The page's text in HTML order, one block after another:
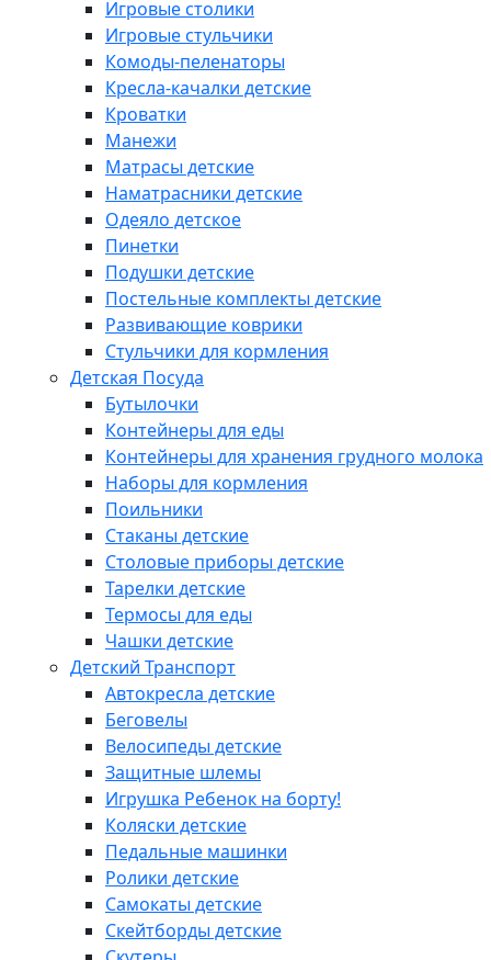
Игровые столики
Игровые стульчики
Комоды-пеленаторы
Кресла-качалки детские
Кроватки
Манежи
Матрасы детские
Наматрасники детские
Одеяло детское
Пинетки
Подушки детские
Постельные комплекты детские
Развивающие коврики
Стульчики для кормления
Детская Посуда
Бутылочки
Контейнеры для еды
Контейнеры для хранения грудного молока
Наборы для кормления
Поильники
Стаканы детские
Столовые приборы детские
Тарелки детские
Термосы для еды
Чашки детские
Детский Транспорт
Автокресла детские
Беговелы
Велосипеды детские
Защитные шлемы
Игрушка Ребенок на борту!
Коляски детские
Педальные машинки
Ролики детские
Самокаты детские
Скейтборды детские